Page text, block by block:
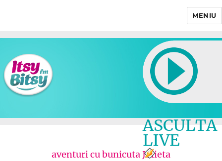
MENIU
ASCULTA
LIVE
aventuri cu bunicuta Julieta